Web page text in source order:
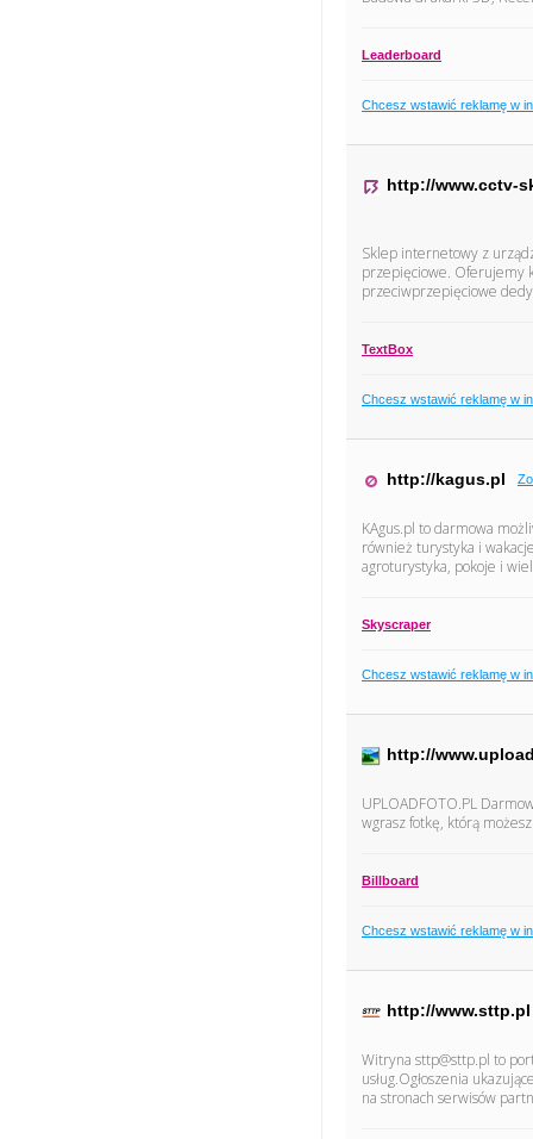
Leaderboard
Chcesz wstawić reklamę w
http://www.cctv-
Sklep internetowy z
przepięciowe. Oferujemy
przeciwprzepięciowe
TextBox
Chcesz wstawić reklamę w
http://kagus.pl
KAgus.pl to darmowa
również turystyka i
agroturystyka, pokoje i
Skyscraper
Chcesz wstawić reklamę w
http://
UPLOADFOTO.PL
wgrasz fotkę, którą
Billboard
Chcesz wstawić reklamę w
http://www.sttp.pl
Witryna sttp@sttp.pl to
usług.Ogłoszenia
na stronach serwisów